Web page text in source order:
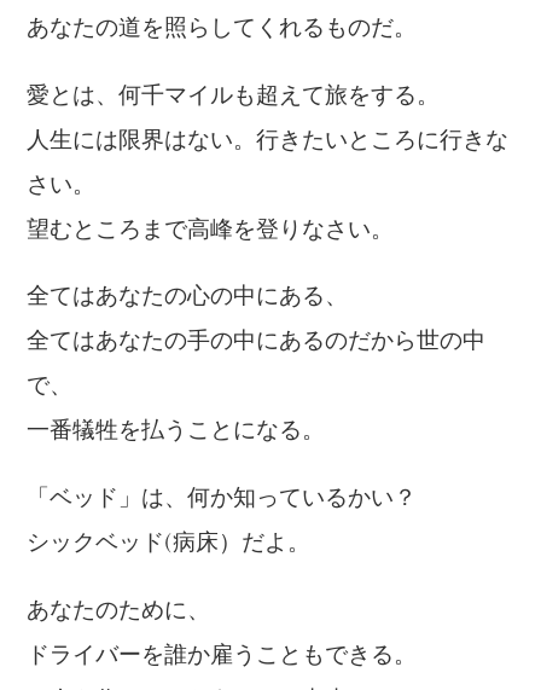
あなたの道を照らしてくれるものだ。
愛とは、何千マイルも超えて旅をする。
人生には限界はない。行きたいところに行きな
さい。
望むところまで高峰を登りなさい。
全てはあなたの心の中にある、
全てはあなたの手の中にあるのだから世の中
で、
一番犠牲を払うことになる。
「ベッド」は、何か知っているかい？
シックベッド(病床）だよ。
あなたのために、
ドライバーを誰か雇うこともできる。